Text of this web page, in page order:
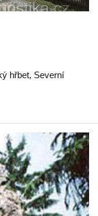
hřbet, Severní